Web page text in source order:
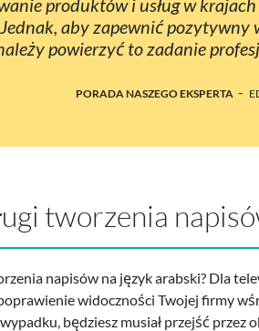
aby zapewnić pozytywny
powierzyć to zadanie
PORADA NASZEGO EKSPERTA -
tworzenia
napisów na język arabski? Dla
widoczności Twojej firmy
będziesz musiał przejść przez